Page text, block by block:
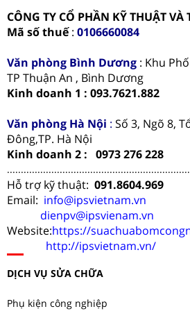
CÔNG TY CỔ PHẦN KỸ THUẬT
Mã số thuế: 0106660084
Văn phòng Bình Dương : Khu
TP Thuận An , Bình Dương
Kinh doanh 1 : 093.7621.882
Văn phòng Hà Nội : Số 3, Ngõ 8,
Đông,TP. Hà Nội
Kinh doanh 2 : 0973 276 228
Hỗ trợ kỹ thuật: 091.8604.969
Email: info@ipsvietnam.vn
dienpv@ipsvienam.vn
Website:https://
http://ipsvietnam.vn/
DỊCH VỤ SỬA CHỮA
Phụ kiện công nghiệp